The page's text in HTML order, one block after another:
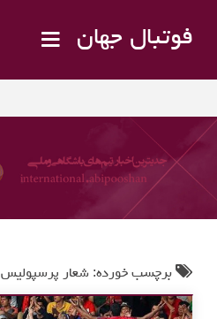
فوتبال جهان
برچسب خورده: شعار پرسپولیس